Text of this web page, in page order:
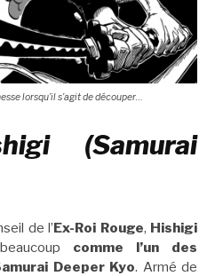
lorsqu’il s’agit de découper…
(Samurai
de l’Ex-Roi Rouge, Hishigi
comme l’un des
Deeper Kyo. Armé de